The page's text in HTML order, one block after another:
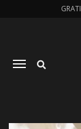
Toggle